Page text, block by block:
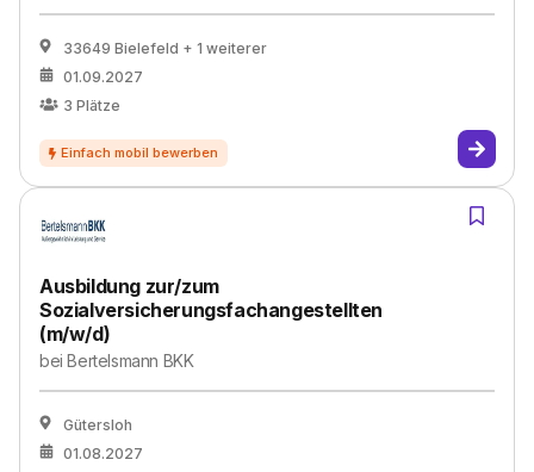
33649 Bielefeld + 1 weiterer
01.09.2027
3 Plätze
Ausbildung zur/zum
Sozialversicherungsfachangestellten
(m/w/d)
beiBertelsmann BKK
Gütersloh
01.08.2027